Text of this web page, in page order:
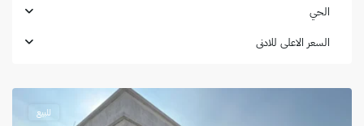
الحي
السعر الاعلى للادنىحي
للبيع